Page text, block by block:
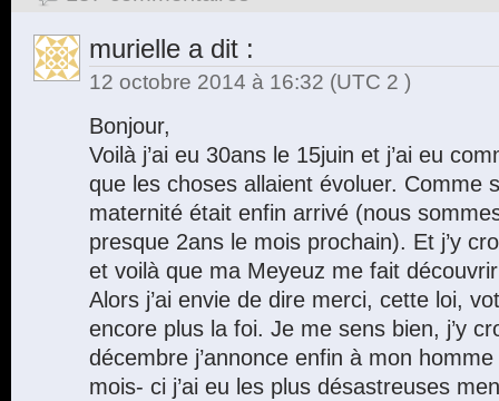
murielle a dit :
12 octobre 2014 à 16:32 (UTC 2 )
Bonjour,
Voilà j’ai eu 30ans le 15juin et j’ai eu
que les choses allaient évoluer. Comme
maternité était enfin arrivé (nous
presque 2ans le mois prochain). Et j’y
et voilà que ma Meyeuz me fait
Alors j’ai envie de dire merci, cette loi,
encore plus la foi. Je me sens bien, j’y
décembre j’annonce enfin à mon
mois- ci j’ai eu les plus désastreuses